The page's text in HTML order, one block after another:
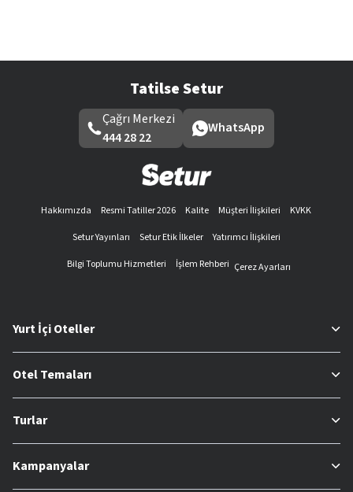
Tatilse Setur
Çağrı Merkezi
444 28 22
WhatsApp
Hakkımızda Resmi Tatiller 2026 Kalite Müşteri İlişkileri
KVKK
Setur Yayınları
Setur Etik İlkeler
Yatırımcı İlişkileri
Bilgi Toplumu Hizmetleri
İşlem Rehberi Çerez Ayarları
Yurt İçi Oteller
Otel Temaları
Turlar
Kampanyalar